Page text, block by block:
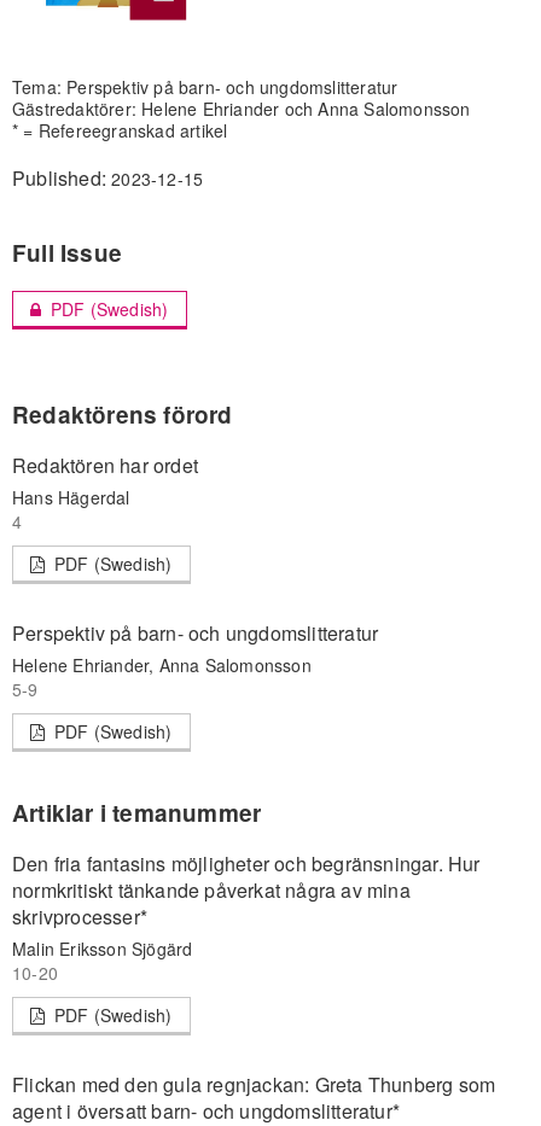
Tema: Perspektiv på barn- och ungdomslitteratur
Gästredaktörer: Helene Ehriander och Anna Salomonsson
* = Refereegranskad artikel
Published:2023-12-15
Full Issue
PDF (Swedish)
Redaktörens förord
Redaktören har ordet
Hans Hägerdal
4
PDF (Swedish)
Perspektiv på barn- och ungdomslitteratur
Helene Ehriander, Anna Salomonsson
5-9
PDF (Swedish)
Artiklar i temanummer
Den fria fantasins möjligheter och begränsningar. Hur
normkritiskt tänkande påverkat några av mina
skrivprocesser*
Malin Eriksson Sjögärd
10-20
PDF (Swedish)
Flickan med den gula regnjackan: Greta Thunberg som
agent i översatt barn- och ungdomslitteratur*